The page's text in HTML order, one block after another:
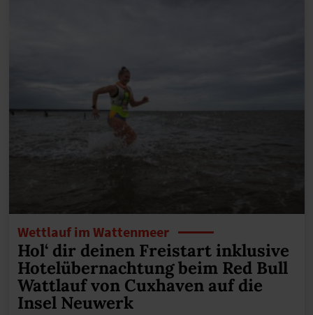
Wettlauf im Wattenmeer
Hol‘ dir deinen Freistart inklusive
Hotelübernachtung beim Red Bull
Wattlauf von Cuxhaven auf die
Insel Neuwerk